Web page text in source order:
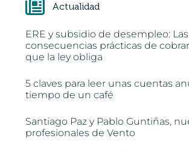
Actualidad
ERE y subsidio de desempleo: Las
consecuencias prácticas de
que la ley obliga
5 claves para leer unas cuentas
tiempo de un café
Santiago Paz y Pablo Guntiñas,
profesionales de Vento